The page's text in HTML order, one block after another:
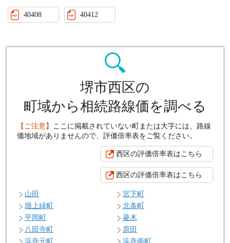
40408 40412
堺市西区の
町域から相続路線価を調べる
【ご注意】 ここに掲載されていない町または大字には、路線
価地域がありませんので、評価倍率表をご覧ください。
西区の評価倍率表はこちら
西区の評価倍率表はこちら
山田
宮下町
堀上緑町
北条町
平岡町
菱木
八田寺町
原田
浜寺元町
浜寺南町